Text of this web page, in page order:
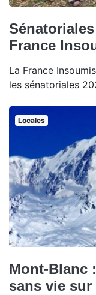
France
La France
les sénatoriales
Locales
Mont-Blanc
sans vie